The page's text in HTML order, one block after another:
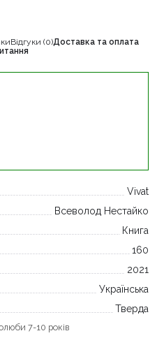
Відгуки (0)Доставка та оплата
Vivat
Всеволод Нестайко
Книга
160
2021
Українська
Тверда
7-10 років